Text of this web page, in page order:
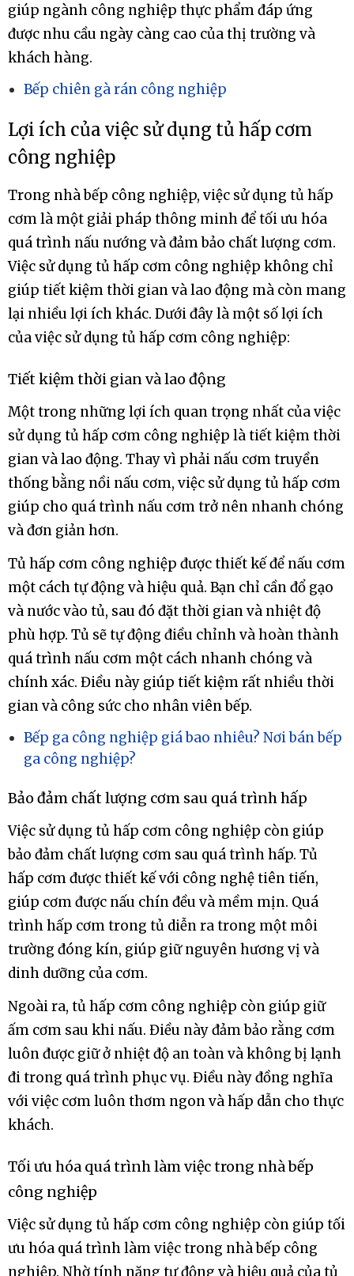
giúp ngành công nghiệp thực phẩm đáp ứng
được nhu cầu ngày càng cao của thị trường và
khách hàng.
Bếp chiên gà rán công nghiệp
Lợi ích của việc sử dụng tủ hấp cơm
công nghiệp
Trong nhà bếp công nghiệp, việc sử dụng tủ hấp
cơm là một giải pháp thông minh để tối ưu hóa
quá trình nấu nướng và đảm bảo chất lượng cơm.
Việc sử dụng tủ hấp cơm công nghiệp không chỉ
giúp tiết kiệm thời gian và lao động mà còn mang
lại nhiều lợi ích khác. Dưới đây là một số lợi ích
của việc sử dụng tủ hấp cơm công nghiệp:
Tiết kiệm thời gian và lao động
Một trong những lợi ích quan trọng nhất của việc
sử dụng tủ hấp cơm công nghiệp là tiết kiệm thời
gian và lao động. Thay vì phải nấu cơm truyền
thống bằng nồi nấu cơm, việc sử dụng tủ hấp cơm
giúp cho quá trình nấu cơm trở nên nhanh chóng
và đơn giản hơn.
Tủ hấp cơm công nghiệp được thiết kế để nấu cơm
một cách tự động và hiệu quả. Bạn chỉ cần đổ gạo
và nước vào tủ, sau đó đặt thời gian và nhiệt độ
phù hợp. Tủ sẽ tự động điều chỉnh và hoàn thành
quá trình nấu cơm một cách nhanh chóng và
chính xác. Điều này giúp tiết kiệm rất nhiều thời
gian và công sức cho nhân viên bếp.
Bếp ga công nghiệp giá bao nhiêu? Nơi bán bếp
ga công nghiệp?
Bảo đảm chất lượng cơm sau quá trình hấp
Việc sử dụng tủ hấp cơm công nghiệp còn giúp
bảo đảm chất lượng cơm sau quá trình hấp. Tủ
hấp cơm được thiết kế với công nghệ tiên tiến,
giúp cơm được nấu chín đều và mềm mịn. Quá
trình hấp cơm trong tủ diễn ra trong một môi
trường đóng kín, giúp giữ nguyên hương vị và
dinh dưỡng của cơm.
Ngoài ra, tủ hấp cơm công nghiệp còn giúp giữ
ấm cơm sau khi nấu. Điều này đảm bảo rằng cơm
luôn được giữ ở nhiệt độ an toàn và không bị lạnh
đi trong quá trình phục vụ. Điều này đồng nghĩa
với việc cơm luôn thơm ngon và hấp dẫn cho thực
khách.
Tối ưu hóa quá trình làm việc trong nhà bếp
công nghiệp
Việc sử dụng tủ hấp cơm công nghiệp còn giúp tối
ưu hóa quá trình làm việc trong nhà bếp công
nghiệp. Nhờ tính năng tự động và hiệu quả của tủ